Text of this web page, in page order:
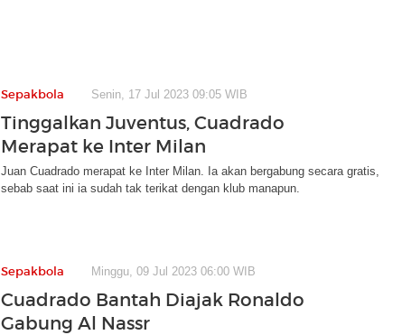
Sepakbola Senin, 17 Jul 2023 09:05 WIB
Tinggalkan Juventus, Cuadrado
Merapat ke Inter Milan
Juan Cuadrado merapat ke Inter Milan. Ia akan bergabung secara gratis,
sebab saat ini ia sudah tak terikat dengan klub manapun.
Sepakbola Minggu, 09 Jul 2023 06:00 WIB
Cuadrado Bantah Diajak Ronaldo
Gabung Al Nassr